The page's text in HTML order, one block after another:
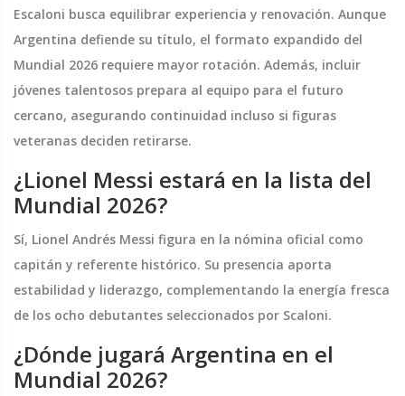
Escaloni busca equilibrar experiencia y renovación. Aunque
Argentina defiende su título, el formato expandido del
Mundial 2026 requiere mayor rotación. Además, incluir
jóvenes talentosos prepara al equipo para el futuro
cercano, asegurando continuidad incluso si figuras
veteranas deciden retirarse.
¿Lionel Messi estará en la lista del
Mundial 2026?
Sí, Lionel Andrés Messi figura en la nómina oficial como
capitán y referente histórico. Su presencia aporta
estabilidad y liderazgo, complementando la energía fresca
de los ocho debutantes seleccionados por Scaloni.
¿Dónde jugará Argentina en el
Mundial 2026?